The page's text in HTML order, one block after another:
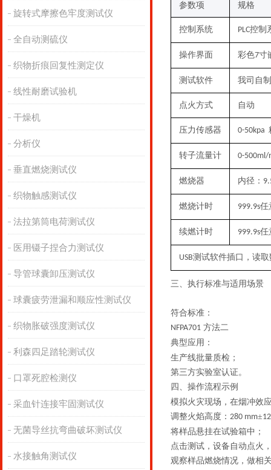
旋转式摩擦色牢度测试仪
全自动测硫仪
织物折痕回复性测定仪
线性耐磨试验机
干燥机
分析仪
垂直燃烧测试仪
织物触感测试仪
法拉第筒电荷测试仪
医用镊子捏合力测试仪
导管球囊卸压测试仪
球囊疲劳泄漏和顺应性测试仪
织物胀破强度测试仪
利森四足踏轮测试仪
口罩死腔检测仪
采血针连接牢固测试仪
无菌导丝抗弯曲破坏测试仪
水接触角测试仪
参数项 规格
控制系统 PLC控制
操作界面 彩色7寸
测试软件 我司自制
点火方式 自动
压力传感器 0-50kpa
转子流量计 0-
燃烧器 内径：
燃烧计时 999.9s任
续燃计时 999.9s任
USB测试软件插口，读取
三、 执行标准与适用场景
符合标准：
NFPA701 方法二
典型应用 ：
生产线批量质检；
第三方实验室认证。
四、操作流程示例
模拟火灾现场，在烟冲效
调整火焰高度： 280 mm±
将样品悬挂在试验箱中；
点击测试，设备自动点火
观察样品燃烧情况，做相